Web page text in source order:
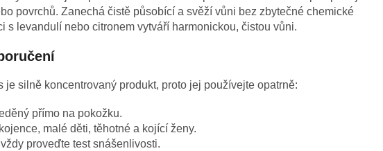
povrchů. Zanechá čistě působící a svěží vůni bez zbytečné chemické
s levandulí nebo citronem vytváří harmonickou, čistou vůni.
je silně koncentrovaný produkt, proto jej používejte opatrně:
přímo na pokožku.
malé děti, těhotné a kojící ženy.
proveďte test snášenlivosti.